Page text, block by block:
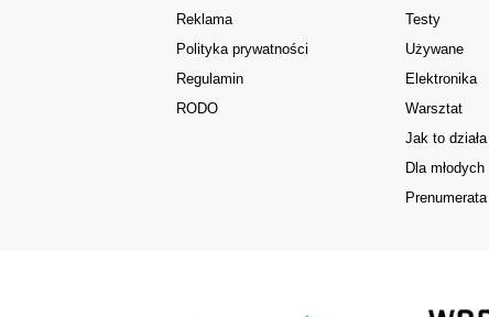
Reklama
Polityka prywatności
Regulamin
RODO
Testy
Używane
Elektronika
Warsztat
Jak to działa
Dla młodych
Prenumerata